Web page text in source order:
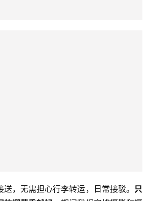
，无需担心行李转运，日常接驳。 只